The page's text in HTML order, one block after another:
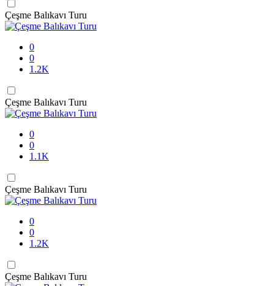
Çeşme Balıkavı Turu
0
0
1.2K
Çeşme Balıkavı Turu
0
0
1.1K
Çeşme Balıkavı Turu
0
0
1.2K
Çeşme Balıkavı Turu